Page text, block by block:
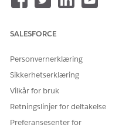
HJALP DENNE ARTIKKELEN
SALESFORCE
Personvernerklæring
Sikkerhetserklæring
Vilkår for bruk
Retningslinjer for deltakelse
Preferansesenter for